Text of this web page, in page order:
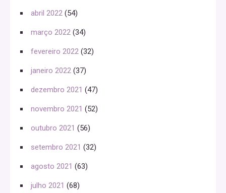
abril 2022 (54)
março 2022 (34)
fevereiro 2022 (32)
janeiro 2022 (37)
dezembro 2021 (47)
novembro 2021 (52)
outubro 2021 (56)
setembro 2021 (32)
agosto 2021 (63)
julho 2021 (68)